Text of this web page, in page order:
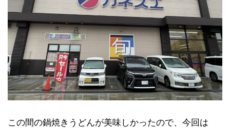
この間の鍋焼きうどんが美味しかったので、今回は